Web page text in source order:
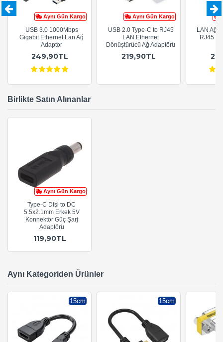
Aynı Gün Kargo
USB 3.0 1000Mbps
Gigabit Ethernet Lan Ağ
Adaptör
249,90TL
Aynı Gün Kargo
USB 2.0 Type-C to RJ45
LAN Ethernet
Dönüştürücü Ağ Adaptörü
219,90TL
LAN Ağ
RJ45
Birlikte Satın Alınanlar
Aynı Gün Kargo
Type-C Dişi to DC
5.5x2.1mm Erkek 5V
Konnektör Güç Şarj
Adaptörü
119,90TL
Aynı Kategoriden Ürünler
15cm 15cm